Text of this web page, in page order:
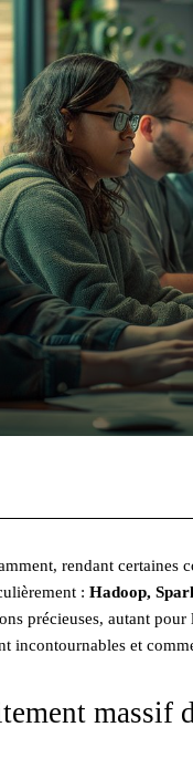
rendant certaines
: Hadoop,
précieuses, autant
incontournables et
massif